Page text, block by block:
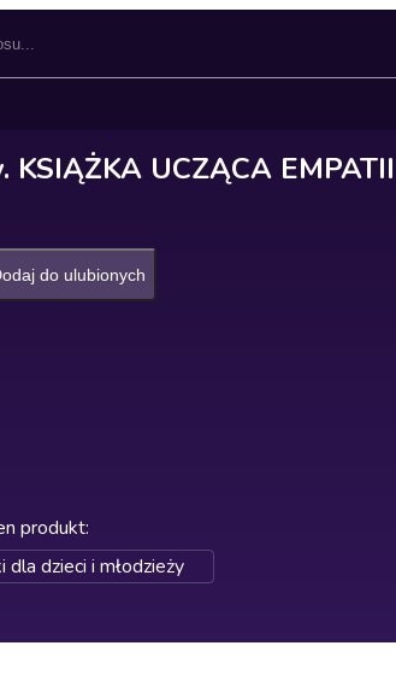
UCZĄCA EMPATII
do ulubionych
produkt:
dzieci i młodzieży